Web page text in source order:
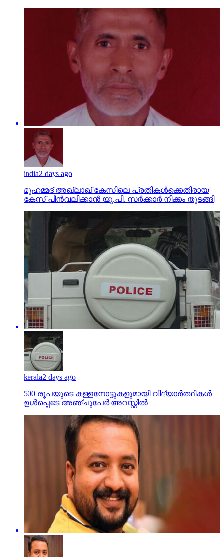
india2 days ago
മുഹമ്മദ് അഖ്‌ലാഖ് കേസിലെ പ്രതികള്‍ക്കെതിരായ
കേസ് പിന്‍വലിക്കാന്‍ യു.പി. സര്‍ക്കാര്‍ നീക്കം തുടങ്ങി
kerala2 days ago
500 രൂപയുടെ കള്ളനോട്ടുകളുമായി വിദ്യാര്‍ത്ഥികള്‍
ഉള്‍പ്പെടെ അഞ്ചുപേര്‍ അറസ്റ്റില്‍